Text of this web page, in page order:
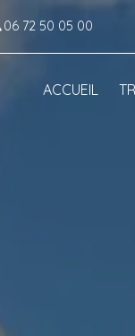
06 72 50 05 00
ACCUEIL